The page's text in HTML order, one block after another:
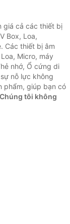
giá cả các thiết bị
Box, Loa,
Các thiết bị âm
Micro, máy
nhớ, Ổ cứng di
nỗ lực không
phẩm, giúp bạn có
Chúng tôi không